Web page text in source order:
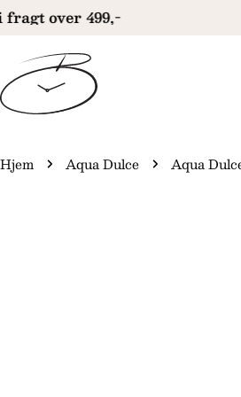
Gå
indhold
over 499,-
Hjem Aqua Dulce Aqua